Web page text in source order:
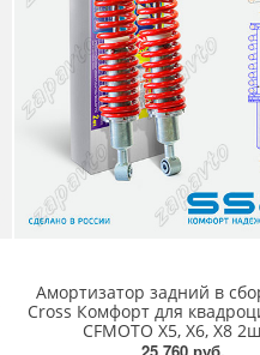
Амортизатор задний в
Cross Комфорт для
CFMOTO X5, X6, X8
25 760 руб.